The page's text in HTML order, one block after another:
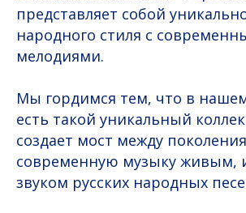
представляет собой
народного стиля с
мелодиями.
Мы гордимся тем, что в
есть такой уникальный
создает мост между
современную музыку живым,
звуком русских народных